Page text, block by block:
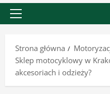
Menu
Strona główna
Sklep motocyklowy w
akcesoriach i odzieży?